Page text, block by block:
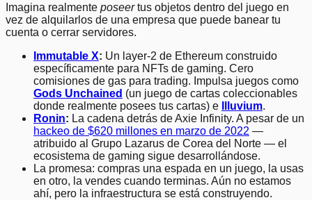
Imagina realmente poseertus objetos dentro del juego en
vez de alquilarlos de una empresa que puede banear tu
cuenta o cerrar servidores.
Immutable X: Un layer-2 de Ethereum construido
específicamente para NFTs de gaming. Cero
comisiones de gas para trading. Impulsa juegos como
Gods Unchained (un juego de cartas coleccionables
donde realmente posees tus cartas) e
Illuvium.
Ronin: La cadena detrás de Axie Infinity. A pesar de un
hackeo de $620 millones en marzo de 2022 —
atribuido al Grupo Lazarus de Corea del Norte — el
ecosistema de gaming sigue desarrollándose.
La promesa: compras una espada en un juego, la usas
en otro, la vendes cuando terminas. Aún no estamos
ahí, pero la infraestructura se está construyendo.